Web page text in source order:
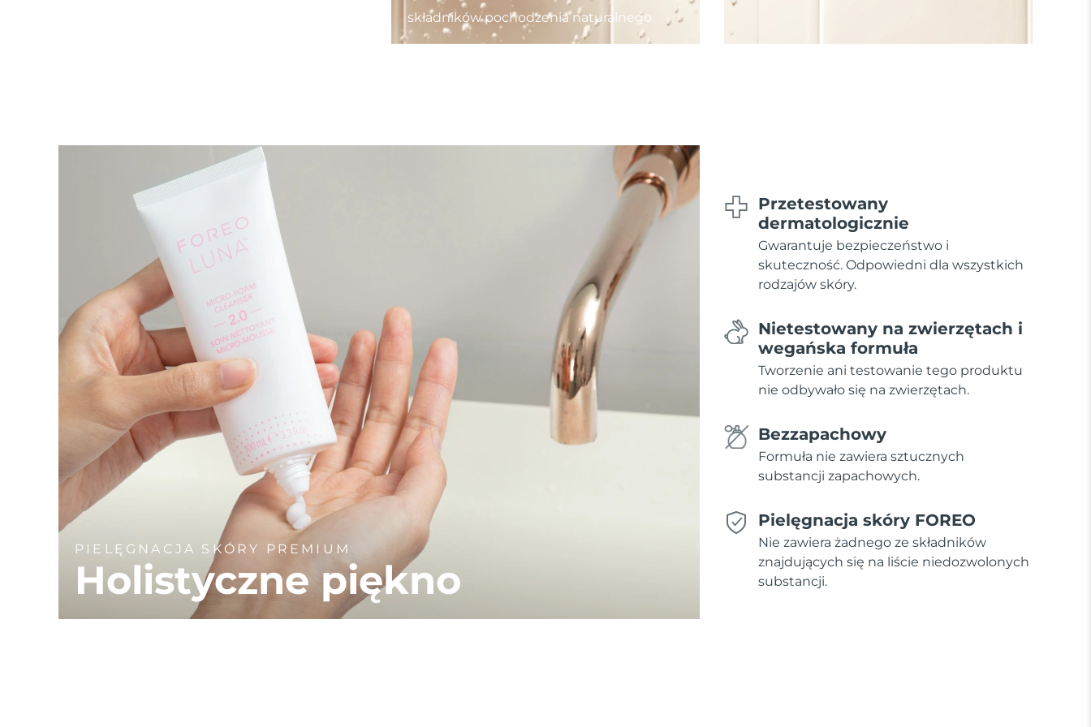
składników pochodzenia naturalnego
PIELĘGNACJA SKÓRY PREMIUM
Holistyczne piękno
Przetestowany
dermatologicznie
Gwarantuje bezpieczeństwo i
skuteczność. Odpowiedni dla wszystkich
rodzajów skóry.
Nietestowany na zwierzętach i
wegańska formuła
Tworzenie ani testowanie tego produktu
nie odbywało się na zwierzętach.
Bezzapachowy
Formuła nie zawiera sztucznych
substancji zapachowych.
Pielęgnacja skóry FOREO
Nie zawiera żadnego ze składników
znajdujących się na liście niedozwolonych
substancji.